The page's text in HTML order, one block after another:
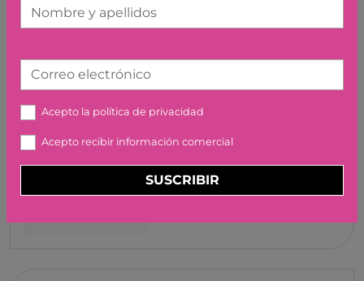
QUBITUNES GAME #7
JUEGACONMIGO
44,99 €
Nombre y apellidos
Correo electrónico
Acepto la política de privacidad
Acepto recibir información comercial
SUSCRIBIR